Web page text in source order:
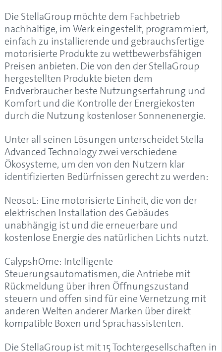
Die StellaGroup möchte dem Fachbetrieb
nachhaltige, im Werk eingestellt, programmiert,
einfach zu installierende und gebrauchsfertige
motorisierte Produkte zu wettbewerbsfähigen
Preisen anbieten. Die von den der StellaGroup
hergestellten Produkte bieten dem
Endverbraucher beste Nutzungserfahrung und
Komfort und die Kontrolle der Energiekosten
durch die Nutzung kostenloser Sonnenenergie.
Unter all seinen Lösungen unterscheidetStella
Advanced Technologyzwei verschiedene
Ökosysteme, um den von den Nutzern klar
identifizierten Bedürfnissen gerecht zu werden:
NeosoL: Eine motorisierte Einheit, die von der
elektrischen Installation des Gebäudes
unabhängig ist und die erneuerbare und
kostenlose Energie des natürlichen Lichts nutzt.
CalypshOme: Intelligente
Steuerungsautomatismen, die Antriebe mit
Rückmeldung über ihren Öffnungszustand
steuern und offen sind für eine Vernetzung mit
anderen Welten anderer Marken über direkt
kompatible Boxen und Sprachassistenten.
Die StellaGroup ist mit 15 Tochtergesellschaften in